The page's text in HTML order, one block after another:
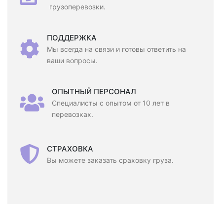
грузоперевозки.
ПОДДЕРЖКА
Мы всегда на связи и готовы ответить на
ваши вопросы.
ОПЫТНЫЙ ПЕРСОНАЛ
Специалисты с опытом от 10 лет в
перевозках.
СТРАХОВКА
Вы можете заказать сраховку груза.